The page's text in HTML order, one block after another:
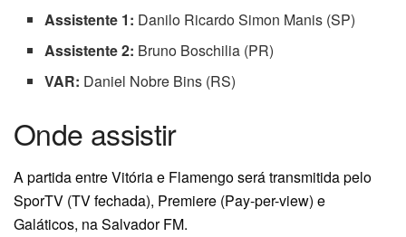
Assistente 1: Danilo Ricardo Simon Manis (SP)
Assistente 2: Bruno Boschilia (PR)
VAR: Daniel Nobre Bins (RS)
Onde assistir
A partida entre Vitória e Flamengo será transmitida pelo
SporTV (TV fechada), Premiere (Pay-per-view) e
Galáticos, na Salvador FM.